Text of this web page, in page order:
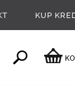
KUP